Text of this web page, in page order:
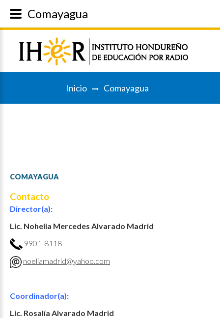
Inicio Comayagua
COMAYAGUA
Contacto
Director(a):
Lic. Nohelia Mercedes Alvarado Madrid
9901-8118
noeliamadrid@yahoo.com
Coordinador(a):
Lic. Rosalía Alvarado Madrid
Comayagua